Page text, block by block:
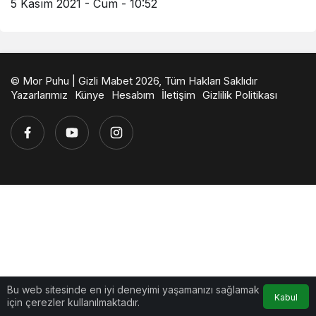
5 Kasım 2021 - Cum - 10:52
Bu web sitesinde en iyi deneyimi yaşamanızı sağlamak
için çerezler kullanılmaktadır.
Kabul
© Mor Puhu | Gizli Mabet 2026, Tüm Hakları Saklıdır
Yazarlarımız
Künye Hesabım İletişim Gizlilik Politikası